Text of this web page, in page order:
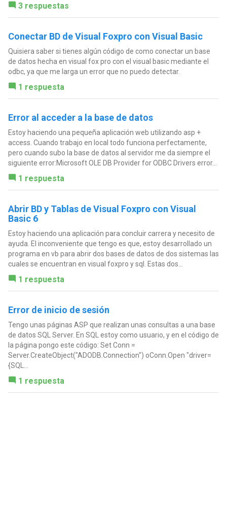
3 respuestas
Conectar BD de Visual Foxpro con Visual Basic
Quisiera saber si tienes algún código de como conectar un base
de datos hecha en visual fox pro con el visual basic mediante el
odbc, ya que me larga un error que no puedo detectar.
1 respuesta
Error al acceder a la base de datos
Estoy haciendo una pequeña aplicación web utilizando asp +
access. Cuando trabajo en local todo funciona perfectamente,
pero cuando subo la base de datos al servidor me da siempre el
siguiente error:Microsoft OLE DB Provider for ODBC Drivers error...
1 respuesta
Abrir BD y Tablas de Visual Foxpro con Visual
Basic 6
Estoy haciendo una aplicación para concluir carrera y necesito de
ayuda. El inconveniente que tengo es que, estoy desarrollado un
programa en vb para abrir dos bases de datos de dos sistemas las
cuales se encuentran en visual foxpro y sql. Estas dos...
1 respuesta
Error de inicio de sesión
Tengo unas páginas ASP que realizan unas consultas a una base
de datos SQL Server. En SQL estoy como usuario, y en el código de
la página pongo este código: Set Conn =
Server.CreateObject("ADODB.Connection") oConn.Open "driver=
{SQL...
1 respuesta